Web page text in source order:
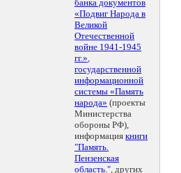
банка документов
«Подвиг Народа в
Великой
Отечественной
войне 1941-1945
гг.»,
государственной
информационной
системы «Память
народа» (проекты
Министерства
обороны РФ),
информация книги
"Память.
Пензенская
область.", других